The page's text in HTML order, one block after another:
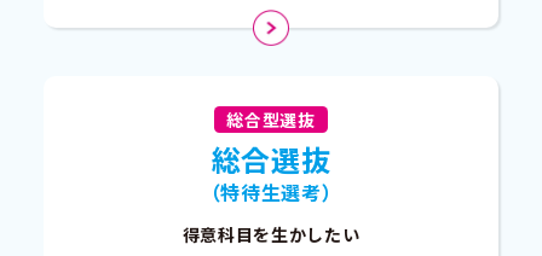
総合型選抜
総合選抜
（特待生選考）
得意科目を生かしたい